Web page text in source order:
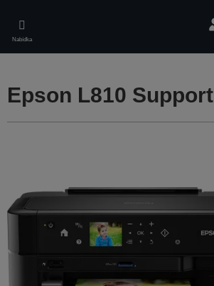
main
content
Nabídka
Epson L810 Support